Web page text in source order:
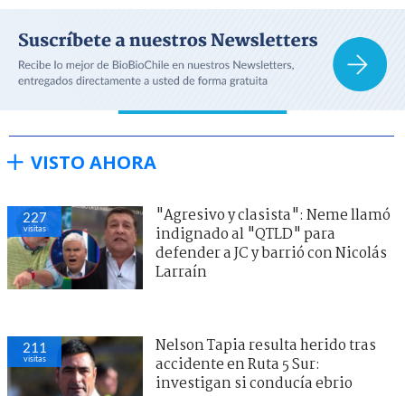
VISTO AHORA
227
visitas
"Agresivo y clasista": Neme llamó
indignado al "QTLD" para
defender a JC y barrió con Nicolás
Larraín
211
visitas
Nelson Tapia resulta herido tras
accidente en Ruta 5 Sur:
investigan si conducía ebrio